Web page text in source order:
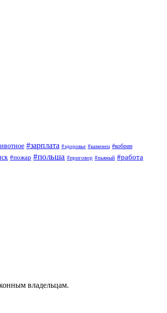
#зарплата #здоровье #каменец #кобрин
#пожар #польша #приговор #пьяный #работа
владельцам.